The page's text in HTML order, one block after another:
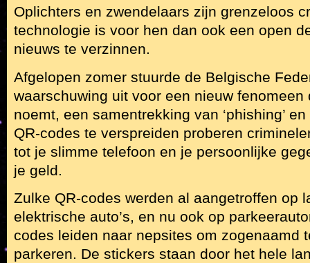
Oplichters en zwendelaars zijn grenzeloos
technologie is voor hen dan ook een open
nieuws te verzinnen.
Afgelopen zomer stuurde de Belgische
waarschuwing uit voor een nieuw fenomeen
noemt, een samentrekking van ‘phishing’ en
QR-codes te verspreiden proberen
tot je slimme telefoon en je persoonlijke
je geld.
Zulke QR-codes werden al aangetroffen op
elektrische auto’s, en nu ook op
codes leiden naar nepsites om zogenaamd
parkeren. De stickers staan door het hele